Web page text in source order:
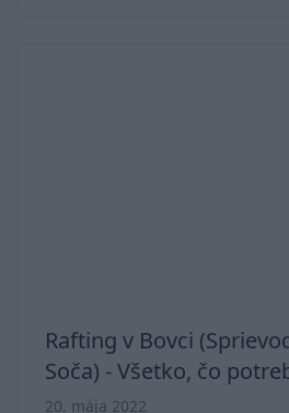
Rafting v Bovci
Soča) - Všetko, čo
pred rezerváciou
20. mája 2022